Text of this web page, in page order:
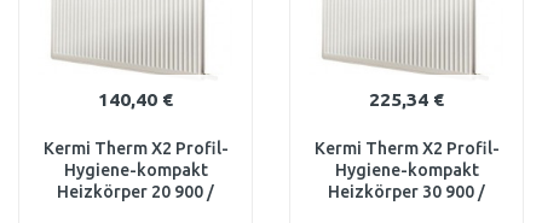
140,40 €
Kermi Therm X2 Profil-
Hygiene-kompakt
Heizkörper 20 900 /
225,34 €
Kermi Therm X2 Profil-
Hygiene-kompakt
Heizkörper 30 900 /